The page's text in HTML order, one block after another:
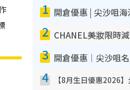
1
2
3
4